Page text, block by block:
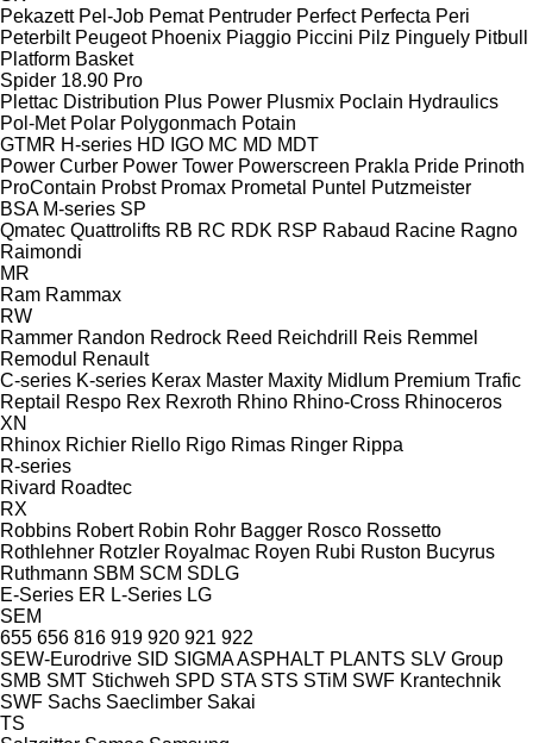
Pekazett Pel-Job Pemat Pentruder Perfect Perfecta Peri
Peterbilt Peugeot Phoenix Piaggio Piccini Pilz Pinguely Pitbull
Platform Basket
Spider 18.90 Pro
Plettac Distribution Plus Power Plusmix Poclain Hydraulics
Pol-Met Polar Polygonmach Potain
GTMR H-series HD IGO MC MD MDT
Power Curber Power Tower Powerscreen Prakla Pride Prinoth
ProContain Probst Promax Prometal Puntel Putzmeister
BSA M-series SP
Qmatec Quattrolifts RB RC RDK RSP Rabaud Racine Ragno
Raimondi
MR
Ram Rammax
RW
Rammer Randon Redrock Reed Reichdrill Reis Remmel
Remodul
Renault
C-series K-series Kerax Master Maxity Midlum Premium Trafic
Reptail
Respo Rex Rexroth Rhino Rhino-Cross Rhinoceros
XN
Rhinox Richier Riello Rigo Rimas Ringer Rippa
R-series
Rivard Roadtec
RX
Robbins Robert Robin Rohr Bagger Rosco Rossetto
Rothlehner Rotzler Royalmac Royen Rubi Ruston Bucyrus
Ruthmann SBM SCM SDLG
E-Series ER L-Series LG
SEM
655 656 816 919 920 921 922
SEW-Eurodrive SID SIGMA ASPHALT PLANTS SLV Group
SMB SMT Stichweh SPD STA STS STiM SWF Krantechnik
SWF Sachs Saeclimber Sakai
TS